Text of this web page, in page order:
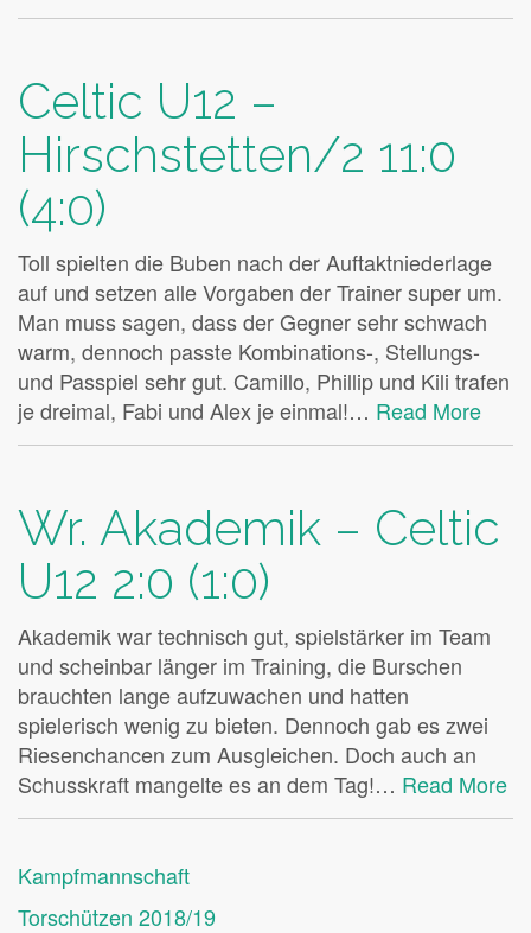
Celtic U12 –
Hirschstetten/2 11:0
(4:0)
Toll spielten die Buben nach der Auftaktniederlage
auf und setzen alle Vorgaben der Trainer super um.
Man muss sagen, dass der Gegner sehr schwach
warm, dennoch passte Kombinations-, Stellungs-
und Passpiel sehr gut. Camillo, Phillip und Kili trafen
je dreimal, Fabi und Alex je einmal!… Read More
Wr. Akademik – Celtic
U12 2:0 (1:0)
Akademik war technisch gut, spielstärker im Team
und scheinbar länger im Training, die Burschen
brauchten lange aufzuwachen und hatten
spielerisch wenig zu bieten. Dennoch gab es zwei
Riesenchancen zum Ausgleichen. Doch auch an
Schusskraft mangelte es an dem Tag!… Read More
Kampfmannschaft
Torschützen 2018/19